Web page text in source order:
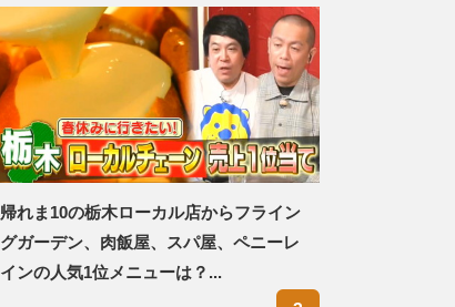
帰れま10の栃木ローカル店からフライン
グガーデン、肉飯屋、スパ屋、ペニーレ
インの人気1位メニューは？...